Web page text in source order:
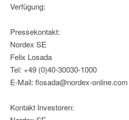
Verfügung:
Pressekontakt:
Nordex SE
Felix Losada
Tel: +49 (0)40-30030-1000
E-Mail: flosada@nordex-online.com
Kontakt Investoren: